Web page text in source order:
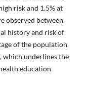
risk and 1.5% at
observed between
history and risk of
of the population
which underlines the
education